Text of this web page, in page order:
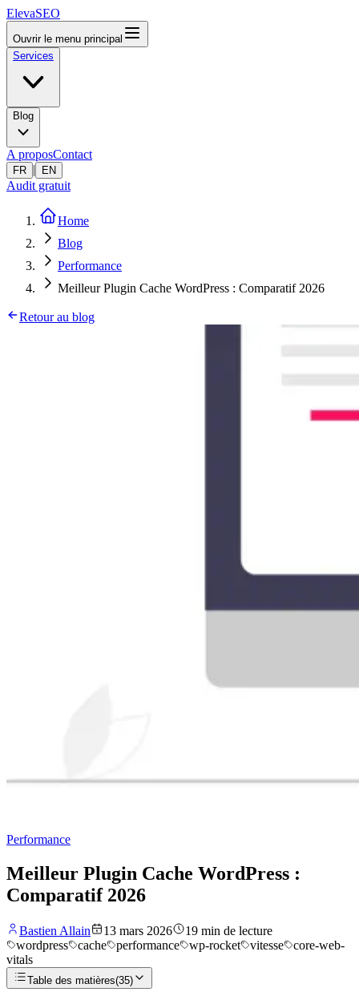
ElevaSEO
Ouvrir le menu principal
Services
Blog
A proposContact
FR | EN
Audit gratuit
Home
Blog
Performance
Meilleur Plugin Cache WordPress : Comparatif 2026
Retour au blog
Performance
Meilleur Plugin Cache WordPress :
Comparatif 2026
Bastien Allain 13 mars 2026 19 min de lecture
wordpress
cache performance wp-rocket vitesse
core-web-
vitals
Table des matières(35)